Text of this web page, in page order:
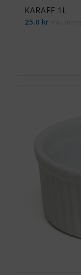
KARAFF 1L
25.0 krinkl. moms